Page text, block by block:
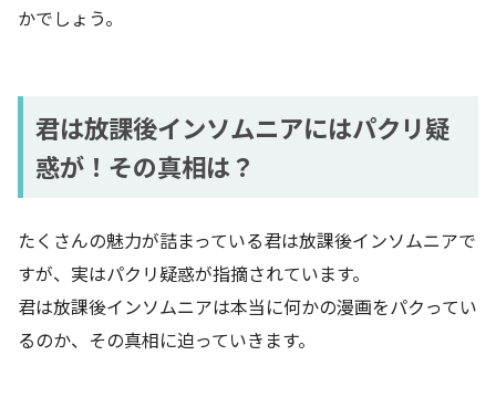
かでしょう。
君は放課後インソムニアにはパクリ疑
惑が！その真相は？
たくさんの魅力が詰まっている君は放課後インソムニアで
すが、実はパクリ疑惑が指摘されています。
君は放課後インソムニアは本当に何かの漫画をパクってい
るのか、その真相に迫っていきます。